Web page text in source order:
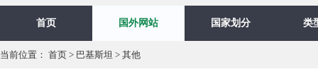
首页 国外网站 国家划分 类
当前位置： 首页 > 巴基斯坦 > 其他